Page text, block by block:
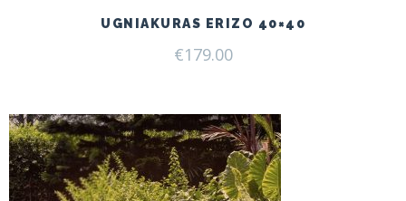
UGNIAKURAS ERIZO 40×40
€179.00